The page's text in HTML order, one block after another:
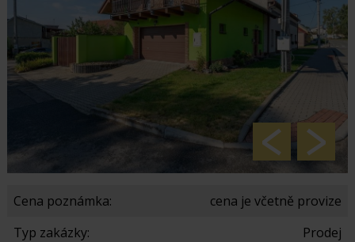
Cena poznámka:
cena je včetně provize
Typ zakázky:
Prodej